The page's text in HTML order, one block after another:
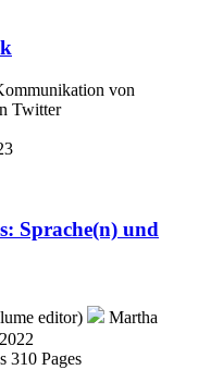
von
Twitter
Sprache(n) und
editor)
Martha
2022
310 Pages